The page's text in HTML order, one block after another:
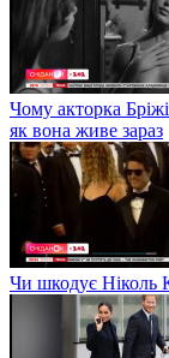
Чому акторка
як вона живе зараз
Чи шкодує Ніколь